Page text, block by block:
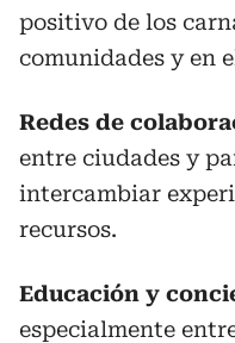
positivo de los
comunidades y en
Redes de
entre ciudades y
intercambiar
recursos.
Educación y
especialmente